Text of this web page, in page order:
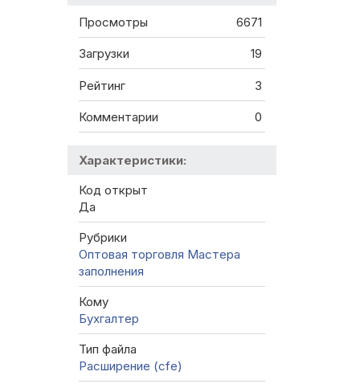
Просмотры 6671
Загрузки 19
Рейтинг 3
Комментарии 0
Характеристики:
Код открыт
Да
Рубрики
Оптовая торговля Мастера
заполнения
Кому
Бухгалтер
Тип файла
Расширение (cfe)